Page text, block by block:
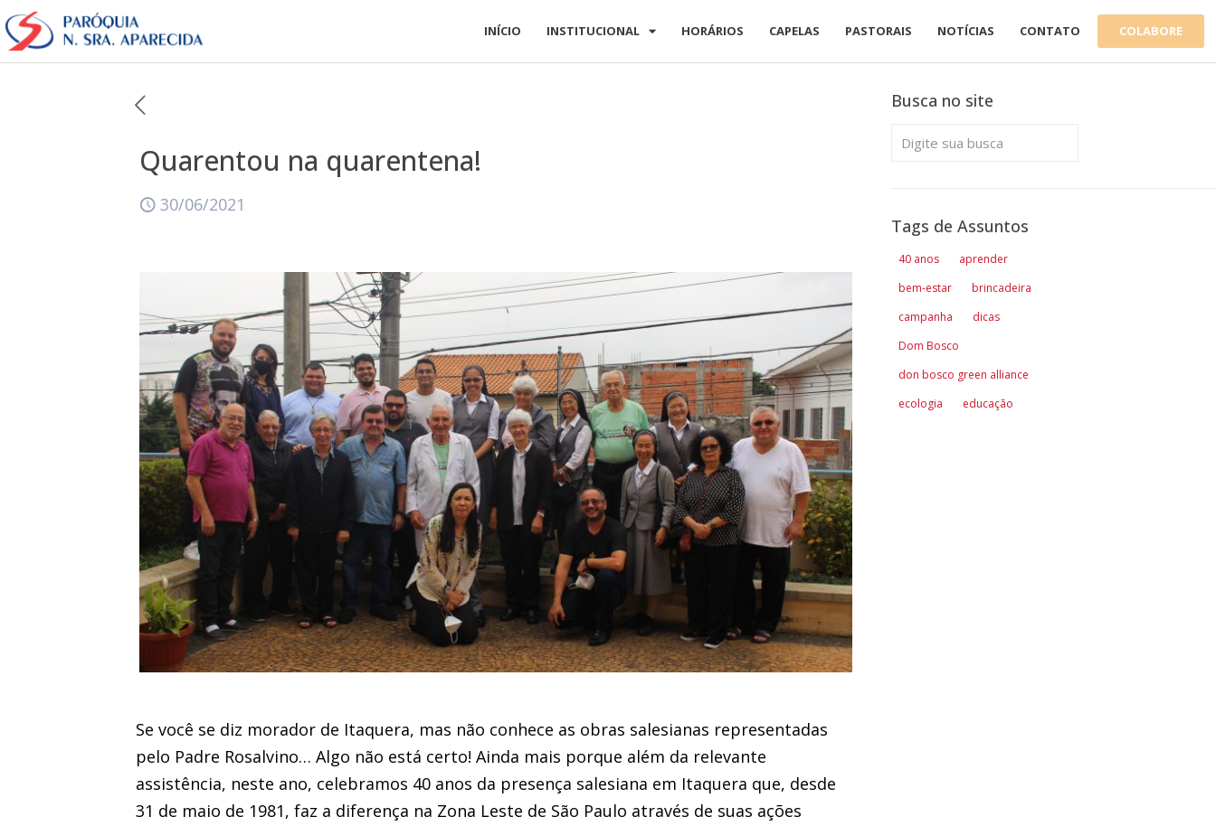
INÍCIO INSTITUCIONAL HORÁRIOS CAPELAS PASTORAIS NOTÍCIAS CONTATO COLABORE
Quarentou na quarentena!
30/06/2021
Se você se diz morador de Itaquera, mas não conhece as obras salesianas representadas
pelo Padre Rosalvino… Algo não está certo! Ainda mais porque além da relevante
assistência, neste ano, celebramos 40 anos da presença salesiana em Itaquera que, desde
31 de maio de 1981, faz a diferença na Zona Leste de São Paulo através de suas ações
Busca no site
Tags de Assuntos
40 anos
aprender
bem-estar
brincadeira
campanha
dicas
Dom Bosco
don bosco green alliance
ecologia
educação